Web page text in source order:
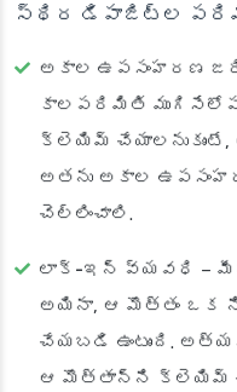
స్థిర డిపాజిట్ల
అకాల ఉపసంహరణ
కాలపరిమితి
క్లెయిమ్
అతను అకాల
చెల్లించాలి.
లాక్-ఇన్ వ్యవధి –
అయినా, ఆ మొత్తం
చేయబడి ఉంటుంది.
ఆ మొత్తాన్ని క్లెయిమ్